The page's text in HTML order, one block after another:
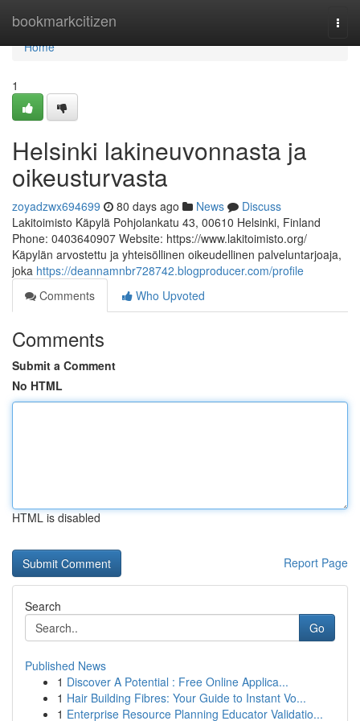
bookmarkcitizen
Home
Home
1
Helsinki lakineuvonnasta ja
oikeusturvasta
zoyadzwx694699 80 days ago News
Discuss
Lakitoimisto Käpylä Pohjolankatu 43, 00610 Helsinki, Finland
Phone: 0403640907 Website: https://www.lakitoimisto.org/
Käpylän arvostettu ja yhteisöllinen oikeudellinen palveluntarjoaja,
joka https://deannamnbr728742.blogproducer.com/profile
Comments
Who Upvoted
Comments
Submit a Comment
No HTML
HTML is disabled
Report Page
Search
Go
Published News
1 Discover A Potential : Free Online Applica...
1 Hair Building Fibres: Your Guide to Instant Vo...
1 Enterprise Resource Planning Educator Validatio...